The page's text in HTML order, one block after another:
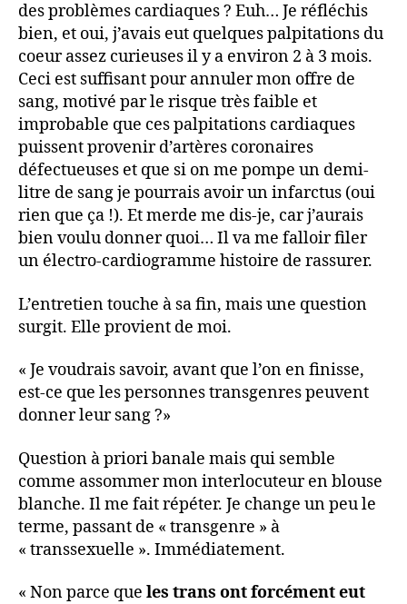
des problèmes cardiaques ? Euh… Je réfléchis
bien, et oui, j’avais eut quelques palpitations du
coeur assez curieuses il y a environ 2 à 3 mois.
Ceci est suffisant pour annuler mon offre de
sang, motivé par le risque très faible et
improbable que ces palpitations cardiaques
puissent provenir d’artères coronaires
défectueuses et que si on me pompe un demi-
litre de sang je pourrais avoir un infarctus (oui
rien que ça !). Et merde me dis-je, car j’aurais
bien voulu donner quoi… Il va me falloir filer
un électro-cardiogramme histoire de rassurer.
L’entretien touche à sa fin, mais une question
surgit. Elle provient de moi.
« Je voudrais savoir, avant que l’on en finisse,
est-ce que les personnes transgenres peuvent
donner leur sang ?»
Question à priori banale mais qui semble
comme assommer mon interlocuteur en blouse
blanche. Il me fait répéter. Je change un peu le
terme, passant de « transgenre » à
« transsexuelle ». Immédiatement.
« Non parce que les trans ont forcément eut